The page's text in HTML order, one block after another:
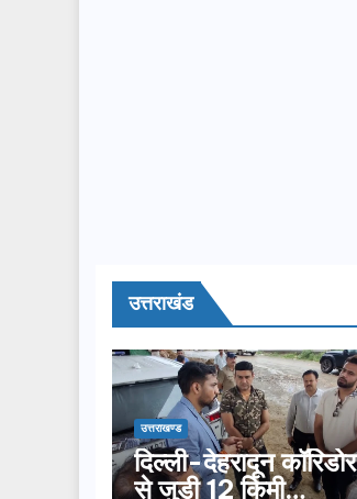
उत्तराखंड
उत्तराखण्ड
दिल्ली-देहरादून कॉरिडोर
से जुड़ी 12 किमी